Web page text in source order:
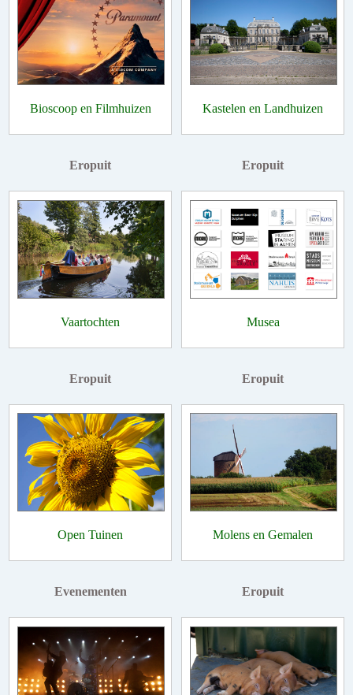
Bioscoop en Filmhuizen Kastelen en Landhuizen
Eropuit
Vaartochten
Eropuit
Musea
Eropuit
Open Tuinen
Eropuit
Molens en Gemalen
Evenementen Eropuit